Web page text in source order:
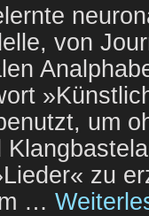
von
um
zu
…